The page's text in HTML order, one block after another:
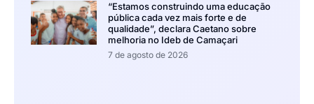
“Estamos construindo uma educação
pública cada vez mais forte e de
qualidade”, declara Caetano sobre
melhoria no Ideb de Camaçari
7 de agosto de 2026